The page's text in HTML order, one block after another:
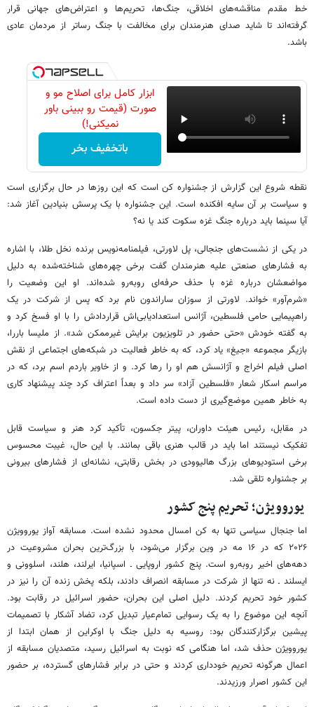
خط مقدم مناقشه‌های اخلاقی، جنگ‌ها، تحریم‌ها و اعتراض‌های جهانی قرار
گرفته‌اند تا شاید صدای هنرمندان برای مخالفت با جنگ رساتر از مردمان عادی
باشد.
ابزار کامل برای اصلاح مو و
صورت (قیمت رو ببینی باور
نمیکنی!)
باتخفیف بخر
نقطه شروع این گزارش از جشنواره کن است که این روزها در حال برگزاری است
و سیاست بر آن سایه افکنده است. این جشنواره با یک پرسش بنیادین آغاز شد:
آیا سینما باید درباره جنگ غزه سکوت کند یا نه؟
در یکی از نشست‌های جنجالی، پل لاورتی، فیلمنامه‌نویس برنده نخل طلا، با اشاره
به فشارهای صنعتی علیه هنرمندان گفت برخی چهره‌های شناخته‌شده به دلیل
مواضعشان درباره غزه با حذف حرفه‌ای روبه‌رو شده‌اند. او این وضعیت را
«شرم‌آور» خواند. لاورتی از سوزان ساراندون نام برد که پس از شرکت در یک
راهپیمایی حامی فلسطین، آژانس استعدادیابی‌اش قراردادش را با او فسخ کرد و
به گفته خودش «حتی حضور در تلویزیون برایش غیرممکن شد». از ملیسا باررا،
بازیگر مجموعه «جیغ» یاد کرد، که به خاطر فعالیت در شبکه‌های اجتماعی از نقش
اصلی فیلم اخراج و آژانسش هم او را رها کرد. و از خاویر باردم اسم برد، که در
مراسم اسکار شعار «فلسطین آزاد» سر داد و بعداً اعتراف کرد چند پیشنهاد کاری
به خاطر همین موضع‌گیری از دست داده است.
در مقابل، رئیس هیئت داوران، پیتر جکسون، تأکید کرد هنر و سیاست قابل
تفکیک نیستند اما باید در قالب هنری باقی بمانند. با این حال، غیبت محسوس
برخی استودیوهای بزرگ هالیوودی در بخش رقابتی، نشانه‌ای از فشارهای بیرونی
بر جشنواره تلقی شد.
یوروویژن؛ تحریم پنج کشور
اما جنجال سیاسی تنها به کن امسال محدود نشده است. مسابقه آواز یوروویژن
۲۰۲۶ که در ۱۶ مه در وین برگزار می‌شود، با بزرگ‌ترین بحران مشروعیت در
دهه‌های اخیر روبه‌رو است. پنج کشور اروپایی ـ اسپانیا، ایرلند، هلند، اسلوونی و
ایسلند ـ نه تنها از شرکت در مسابقه انصراف دادند، بلکه پخش زنده آن را نیز در
کشور خود تحریم کردند. دلیل اصلی این بحران، حضور اسرائیل در رقابت بود.
آنچه این موضوع را به یک رسوایی تمام‌عیار تبدیل کرد، تضاد آشکار با تصمیمات
پیشین برگزارکنندگان بود: روسیه به دلیل جنگ با اوکراین از همان ابتدا از
یوروویژن حذف شد، اما هنگامی که نوبت به اسرائیل رسید، متصدیان مسابقه از
اعمال هرگونه تحریم خودداری کردند و حتی در برابر فشارهای گسترده، بر حضور
این کشور اصرار ورزیدند.